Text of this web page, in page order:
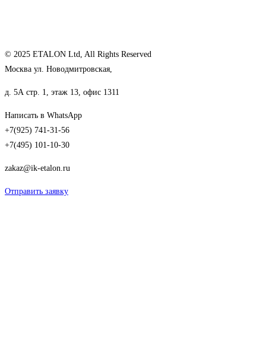
© 2025 ETALON Ltd, All Rights Reserved
Москва ул. Новодмитровская,
д. 5А стр. 1, этаж 13, офис 1311
Написать в WhatsApp
+7(925) 741-31-56
+7(495) 101-10-30
zakaz@ik-etalon.ru
Отправить заявку